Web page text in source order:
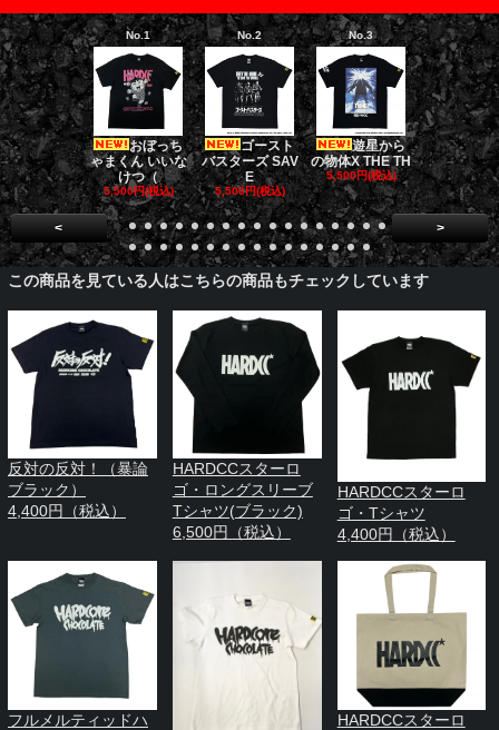
No.1
おぼっち
ゃまくん いいな
けつ（
5,500円(税込)
No.2
ゴースト
バスターズ SAV
E
5,500円(税込)
No.3
遊星から
の物体X THE TH
5,500円(税込)
No.4
[限定販売]
ドファー
5,500円(税
< >
この商品を見ている人はこちらの商品もチェックしています
反対の反対！（暴論
ブラック）
4,400円（税込）
HARDCCスターロ
ゴ・ロングスリーブ
Tシャツ(ブラック)
6,500円（税込）
HARDCCスターロ
ゴ・Tシャツ
4,400円（税込）
フルメルティッドハ
HARDCCスターロ